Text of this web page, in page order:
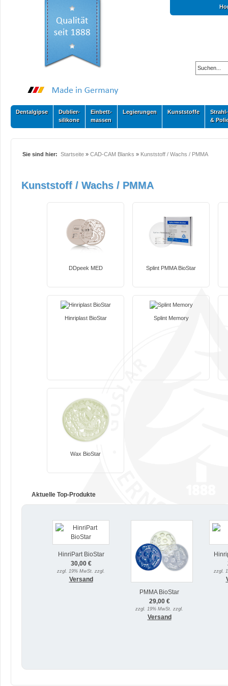
Dentalgipse
Dublier-
silikone
Einbett-
massen
Legierungen Kunststoffe
Strahl-
&
Sie sind hier: Startseite » CAD-CAM Blanks » Kunststoff / Wachs / PMMA
Kunststoff / Wachs / PMMA
DDpeek MED Splint PMMA BioStar
Hinriplast BioStar Splint Memory
Wax BioStar
Aktuelle Top-Produkte
HinriPart BioStar
30,00 €
zzgl. 19% MwSt. zzgl.
Versand
PMMA BioStar
29,00 €
zzgl. 19% MwSt. zzgl.
Versand
zzgl.